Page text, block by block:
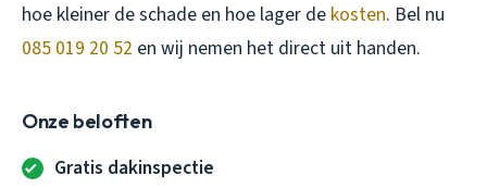
hoe kleiner de schade en hoe lager de kosten. Bel nu
085 019 20 52 en wij nemen het direct uit handen.
Onze beloften
Gratis dakinspectie